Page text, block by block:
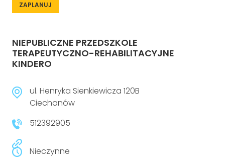
ZAPLANUJ
NIEPUBLICZNE PRZEDSZKOLE
TERAPEUTYCZNO-REHABILITACYJNE
KINDERO
ul. Henryka Sienkiewicza 120B
Ciechanów
512392905
Nieczynne